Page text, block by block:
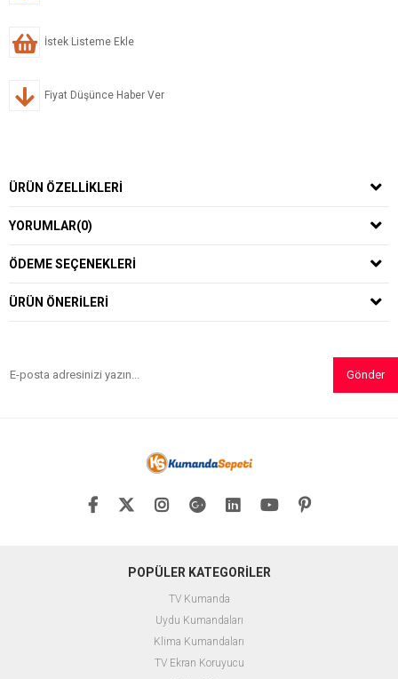
İstek Listeme Ekle
Fiyat Düşünce Haber Ver
ÜRÜN ÖZELLIKLERI
YORUMLAR(0)
ÖDEME SEÇENEKLERI
ÜRÜN ÖNERILERI
Gönder
POPÜLER KATEGORİLER
TV Kumanda
Uydu Kumandaları
Klima Kumandaları
TV Ekran Koruyucu